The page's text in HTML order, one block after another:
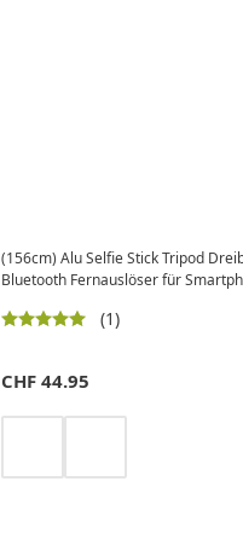
(156cm) Alu Selfie Stick Tripod
Bluetooth Fernauslöser für
(1)
CHF 44.95